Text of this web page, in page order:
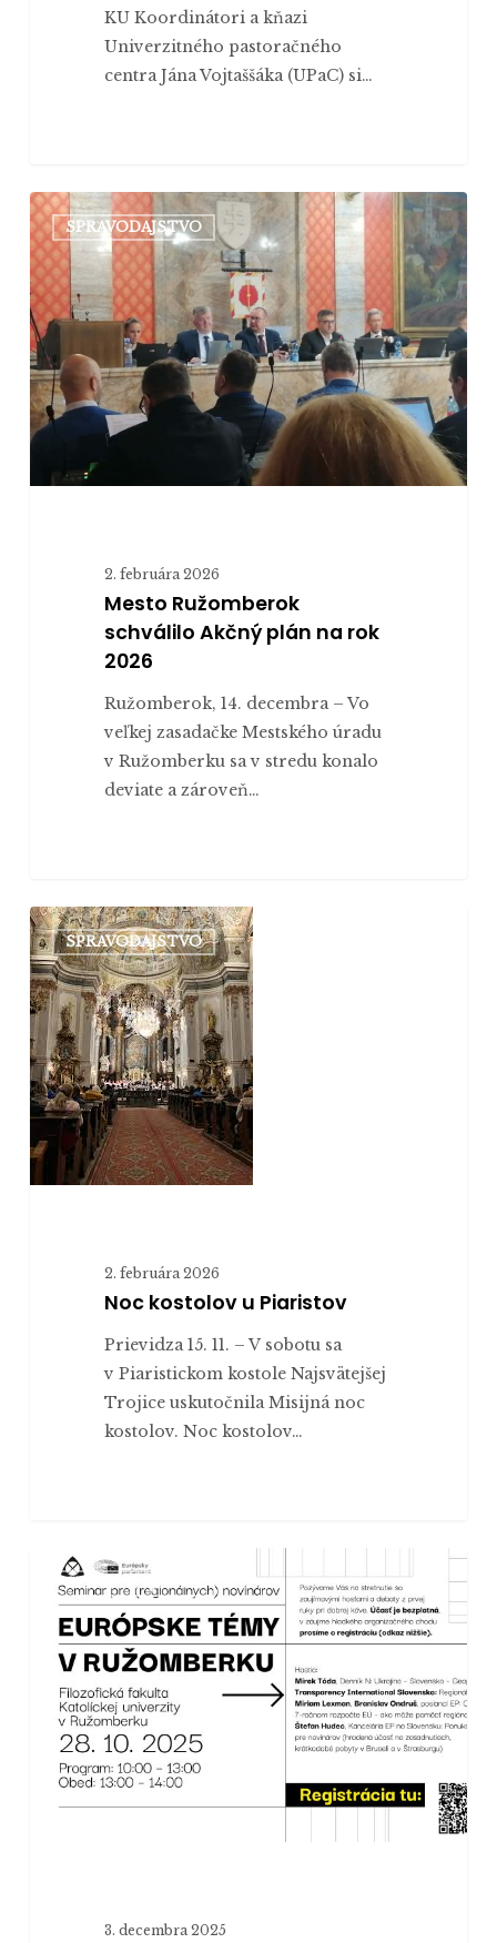
KU Koordinátori a kňazi
Univerzitného pastoračného
centra Jána Vojtaššáka (UPaC) si…
Mesto
Ružomberok
schválilo
Akčný
plán
na
rok
2026
SPRAVODAJSTVO
2. februára 2026
Mesto Ružomberok
schválilo Akčný plán na rok
2026
Ružomberok, 14. decembra – Vo
veľkej zasadačke Mestského úradu
v Ružomberku sa v stredu konalo
deviate a zároveň…
Noc
kostolov
u Piaristov
SPRAVODAJSTVO
2. februára 2026
Noc kostolov u Piaristov
Prievidza 15. 11. – V sobotu sa
v Piaristickom kostole Najsvätejšej
Trojice uskutočnila Misijná noc
kostolov. Noc kostolov…
Seminár
budúcich
novinárov
otvára
európske
témy
filtrov
SPRAVODAJSTVO
3. decembra 2025